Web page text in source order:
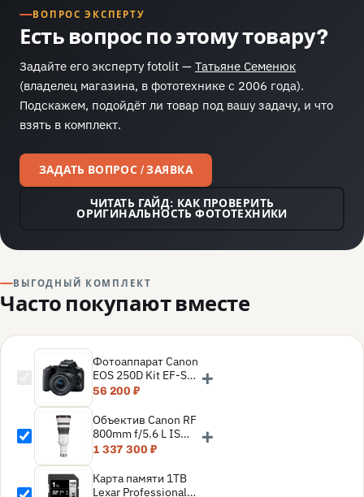
ВОПРОС ЭКСПЕРТУ
Есть вопрос по этому товару?
Задайте его эксперту fotolit — Татьяне Семенюк
(владелец магазина, в фототехнике с 2006 года).
Подскажем, подойдёт ли товар под вашу задачу, и что
взять в комплект.
ЗАДАТЬ ВОПРОС / ЗАЯВКА
ЧИТАТЬ ГАЙД: КАК ПРОВЕРИТЬ
ОРИГИНАЛЬНОСТЬ ФОТОТЕХНИКИ
ВЫГОДНЫЙ КОМПЛЕКТ
Часто покупают вместе
Фотоаппарат Canon
EOS 250D Kit EF-S
18-55mm f/4-5.6 IS
56 200 ₽
+
Объектив Canon RF
800mm f/5.6 L IS
USM Lens
1 337 300 ₽
+
Карта памяти 1TB
Lexar Professional